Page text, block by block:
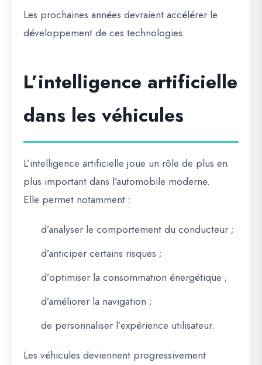
Les prochaines années devraient accélérer le
développement de ces technologies.
L’intelligence artificielle
dans les véhicules
L’intelligence artificielle joue un rôle de plus en
plus important dans l’automobile moderne.
Elle permet notamment :
d’analyser le comportement du conducteur ;
d’anticiper certains risques ;
d’optimiser la consommation énergétique ;
d’améliorer la navigation ;
de personnaliser l’expérience utilisateur.
Les véhicules deviennent progressivement